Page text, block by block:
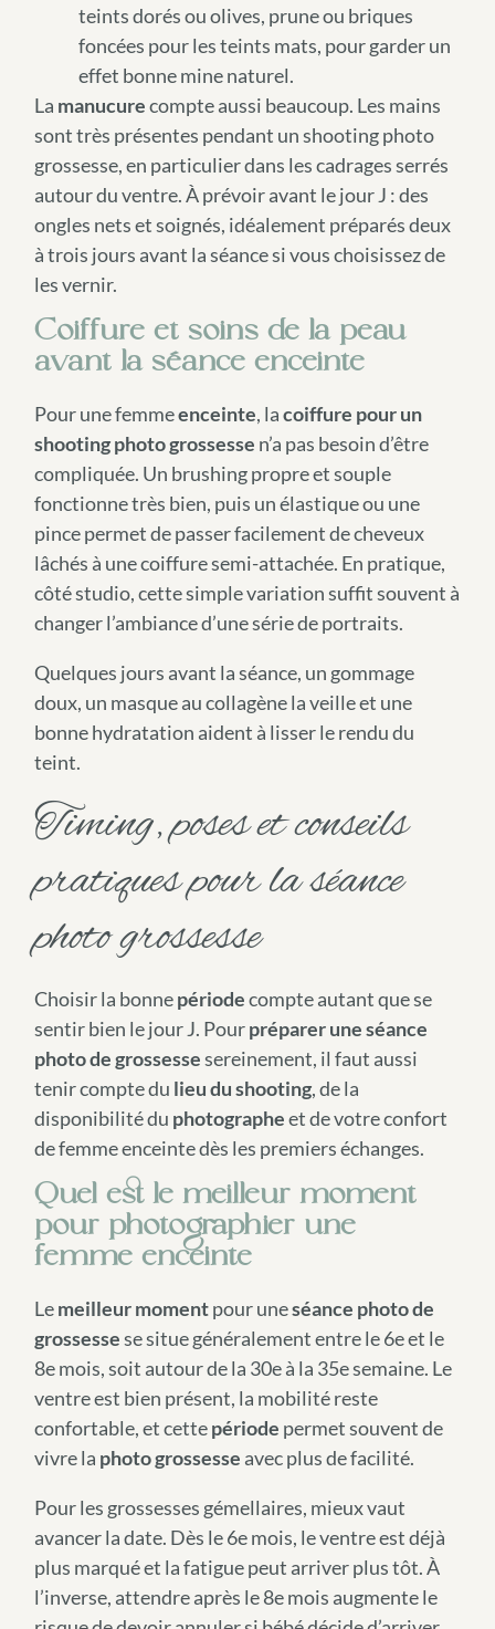
teints dorés ou olives, prune ou briques
foncées pour les teints mats, pour garder un
effet bonne mine naturel.
La manucurecompte aussi beaucoup. Les mains
sont très présentes pendant un shooting photo
grossesse, en particulier dans les cadrages serrés
autour du ventre. À prévoir avant le jour J : des
ongles nets et soignés, idéalement préparés deux
à trois jours avant la séance si vous choisissez de
les vernir.
Coiffure et soins de la peau
avant la séance enceinte
Pour une femmeenceinte, lacoiffure pour un
shooting photo grossesse n’a pas besoin d’être
compliquée. Un brushing propre et souple
fonctionne très bien, puis un élastique ou une
pince permet de passer facilement de cheveux
lâchés à une coiffure semi-attachée. En pratique,
côté studio, cette simple variation suffit souvent à
changer l’ambiance d’une série de portraits.
Quelques jours avant la séance, un gommage
doux, un masque au collagène la veille et une
bonne hydratation aident à lisser le rendu du
teint.
Timing, poses et conseils
pratiques pour la séance
photo grossesse
Choisir la bonnepériodecompte autant que se
sentir bien le jour J. Pourpréparer une séance
photo de grossessesereinement, il faut aussi
tenir compte du lieu du shooting, de la
disponibilité du photographeet de votre confort
de femme enceinte dès les premiers échanges.
Quel est le meilleur moment
pour photographier une
femme enceinte
Lemeilleur momentpour uneséance photo de
grossessese situe généralement entre le 6e et le
8e mois, soit autour de la 30e à la 35e semaine. Le
ventre est bien présent, la mobilité reste
confortable, et cettepériode permet souvent de
vivre la photo grossesse avec plus de facilité.
Pour les grossesses gémellaires, mieux vaut
avancer la date. Dès le 6e mois, le ventre est déjà
plus marqué et la fatigue peut arriver plus tôt. À
l’inverse, attendre après le 8e mois augmente le